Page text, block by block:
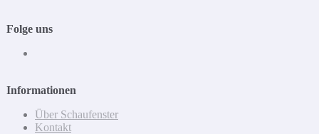
Folge uns
Informationen
Über Schaufenster
Kontakt